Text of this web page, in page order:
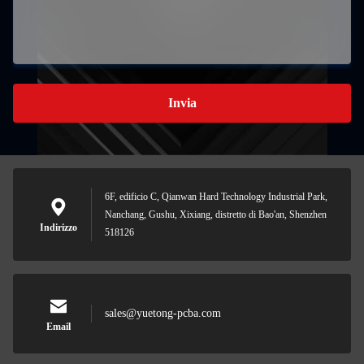
Invia
Indirizzo
6F, edificio C, Qianwan Hard Technology Industrial Park,
Nanchang, Gushu, Xixiang, distretto di Bao'an, Shenzhen
518126
Email
sales@yuetong-pcba.com